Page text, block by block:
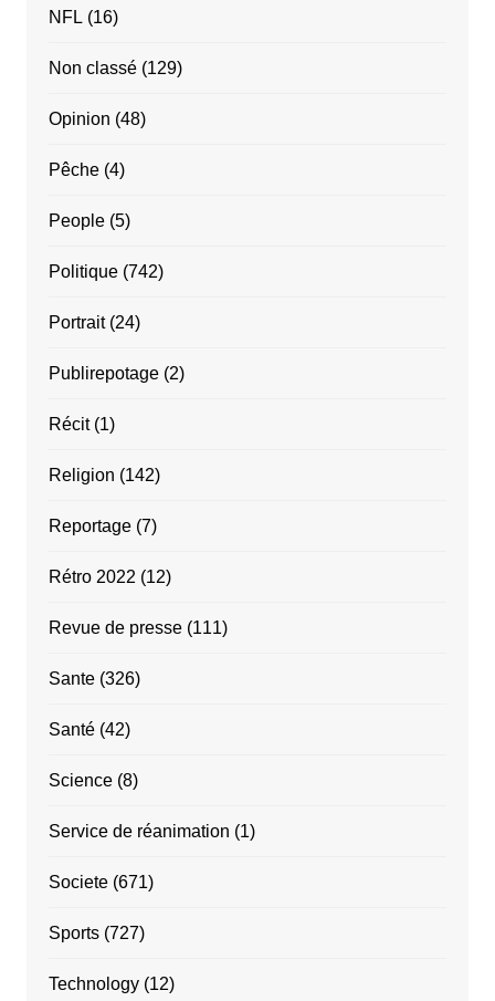
NFL (16)
Non classé(129)
Opinion (48)
Pêche(4)
People(5)
Politique(742)
Portrait(24)
Publirepotage(2)
Récit(1)
Religion (142)
Reportage(7)
Rétro 2022 (12)
Revue de presse(111)
Sante(326)
Santé(42)
Science(8)
Service de réanimation (1)
Societe(671)
Sports(727)
Technology(12)